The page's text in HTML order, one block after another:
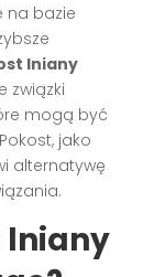
na bazie
lniany
związki
mogą być
jako
alternatywę
lniany